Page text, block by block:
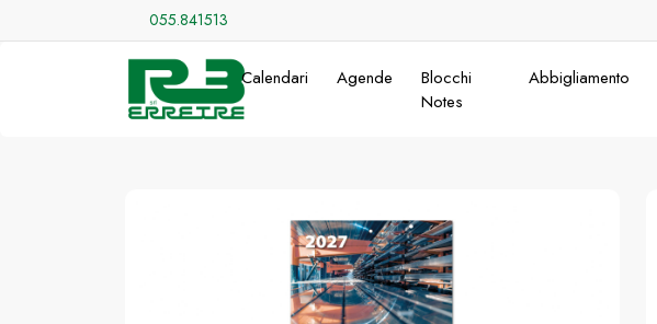
055.841513
Calendari Agende
Blocchi
Notes
Abbigliamento